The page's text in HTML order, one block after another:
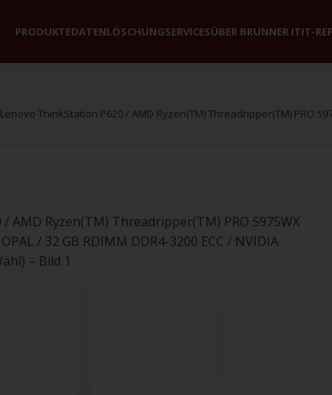
PRODUKTEDATENLÖSCHUNGSERVICESÜBER BRUNNER ITIT-
Lenovo ThinkStation P620 / AMD Ryzen(TM) Threadripper(TM) PRO